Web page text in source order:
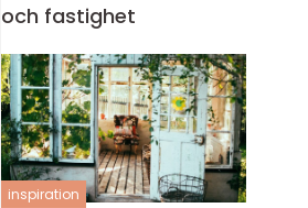
och fastighet
inspiration